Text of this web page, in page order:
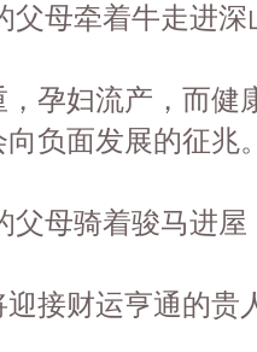
母牵着牛走进深
妇流产，而健
负面发展的征兆
母骑着骏马进屋
财运亨通的贵